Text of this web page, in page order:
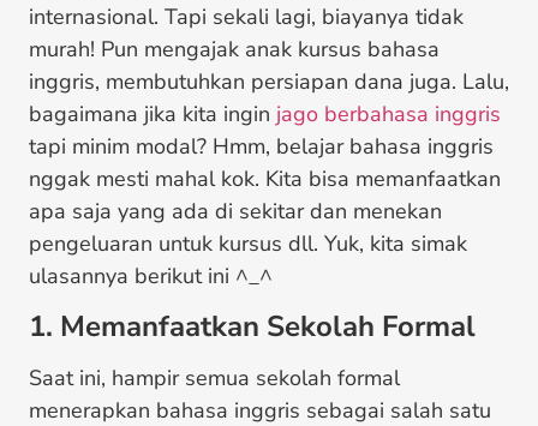
internasional. Tapi sekali lagi, biayanya tidak
murah! Pun mengajak anak kursus bahasa
inggris, membutuhkan persiapan dana juga. Lalu,
bagaimana jika kita ingin jago berbahasa inggris
tapi minim modal? Hmm, belajar bahasa inggris
nggak mesti mahal kok. Kita bisa memanfaatkan
apa saja yang ada di sekitar dan menekan
pengeluaran untuk kursus dll. Yuk, kita simak
ulasannya berikut ini ^_^
1. Memanfaatkan Sekolah Formal
Saat ini, hampir semua sekolah formal
menerapkan bahasa inggris sebagai salah satu